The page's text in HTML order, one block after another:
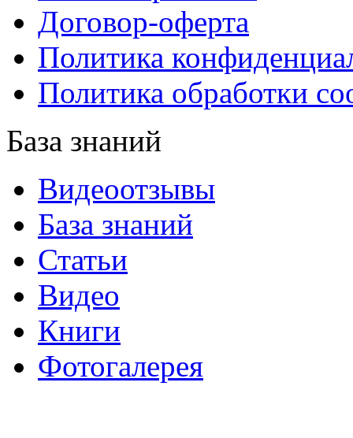
Договор-оферта
Политика
Политика обработки
База знаний
Видеоотзывы
База знаний
Статьи
Видео
Книги
Фотогалерея